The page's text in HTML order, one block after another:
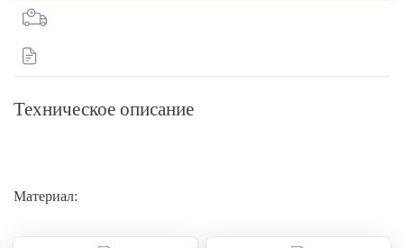
Техническое описание
Материал: